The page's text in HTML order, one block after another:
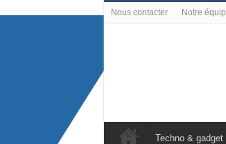
Nous contacter Notre
Techno & gadget